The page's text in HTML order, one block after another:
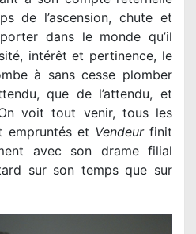
de l’ascension, chute et
dans le monde qu’il
intérêt et pertinence, le
à sans cesse plomber
que de l’attendu, et
voit tout venir, tous les
empruntés et Vendeurfinit
avec son drame filial
sur son temps que sur